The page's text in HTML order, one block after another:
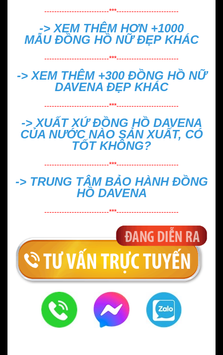
--------------------------***-------------------------
-> XEM THÊM HƠN +1000
MẪU ĐỒNG HỒ NỮ ĐẸP KHÁC
--------------------------***-------------------------
-> XEM THÊM +300 ĐỒNG HỒ NỮ
DAVENA ĐẸP KHÁC
--------------------------***-------------------------
->XUẤT XỨ ĐỒNG HỒ DAVENA
CỦA NƯỚC NÀO SẢN XUẤT, CÓ
TỐT KHÔNG?
--------------------------***-------------------------
-> TRUNG TÂM BẢO HÀNH ĐỒNG
HỒ DAVENA
--------------------------***-------------------------